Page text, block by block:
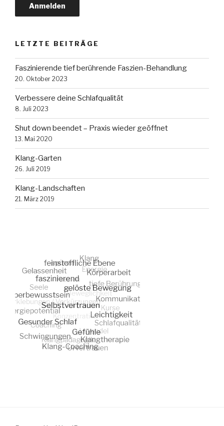
LETZTE BEITRÄGE
Faszinierende tief berührende Faszien-Behandlung
20. Oktober 2023
Verbessere deine Schlafqualität
8. Juli 2023
Shut down beendet – Praxis wieder geöffnet
13. Mai 2020
Klang-Garten
26. Juli 2019
Klang-Landschaften
21. März 2019